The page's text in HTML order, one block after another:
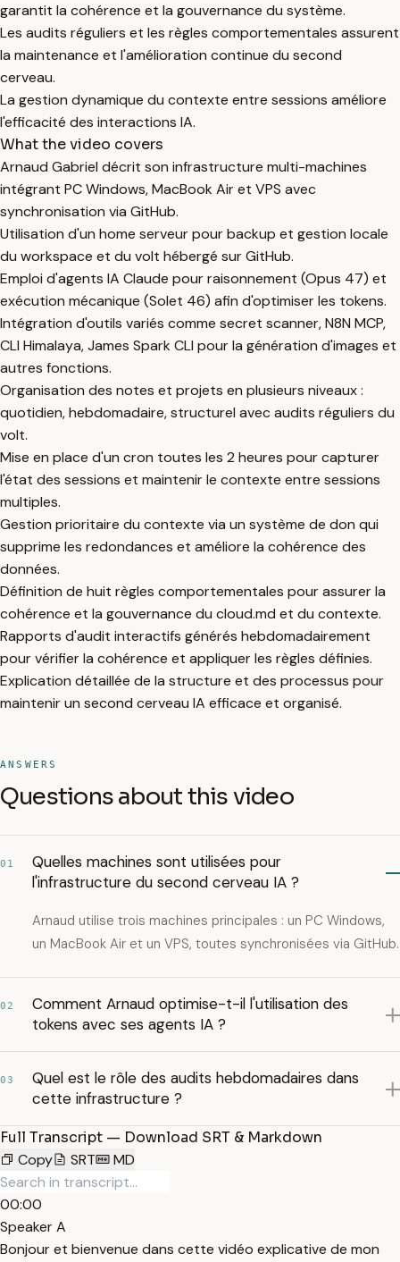
garantit la cohérence et la gouvernance du système.
Les audits réguliers et les règles comportementales assurent
la maintenance et l'amélioration continue du second
cerveau.
La gestion dynamique du contexte entre sessions améliore
l'efficacité des interactions IA.
What the video covers
Arnaud Gabriel décrit son infrastructure multi-machines
intégrant PC Windows, MacBook Air et VPS avec
synchronisation via GitHub.
Utilisation d'un home serveur pour backup et gestion locale
du workspace et du volt hébergé sur GitHub.
Emploi d'agents IA Claude pour raisonnement (Opus 47) et
exécution mécanique (Solet 46) afin d'optimiser les tokens.
Intégration d'outils variés comme secret scanner, N8N MCP,
CLI Himalaya, James Spark CLI pour la génération d'images et
autres fonctions.
Organisation des notes et projets en plusieurs niveaux :
quotidien, hebdomadaire, structurel avec audits réguliers du
volt.
Mise en place d'un cron toutes les 2 heures pour capturer
l'état des sessions et maintenir le contexte entre sessions
multiples.
Gestion prioritaire du contexte via un système de don qui
supprime les redondances et améliore la cohérence des
données.
Définition de huit règles comportementales pour assurer la
cohérence et la gouvernance du cloud.md et du contexte.
Rapports d'audit interactifs générés hebdomadairement
pour vérifier la cohérence et appliquer les règles définies.
Explication détaillée de la structure et des processus pour
maintenir un second cerveau IA efficace et organisé.
ANSWERS
Questions about this video
01
Quelles machines sont utilisées pour
l'infrastructure du second cerveau IA ?
Arnaud utilise trois machines principales : un PC Windows,
un MacBook Air et un VPS, toutes synchronisées via GitHub.
02
Comment Arnaud optimise-t-il l'utilisation des
tokens avec ses agents IA ?
03
Quel est le rôle des audits hebdomadaires dans
cette infrastructure ?
Full Transcript — Download SRT & Markdown
Copy
SRT MD
00:00
Speaker A
Bonjour et bienvenue dans cette vidéo explicative de mon